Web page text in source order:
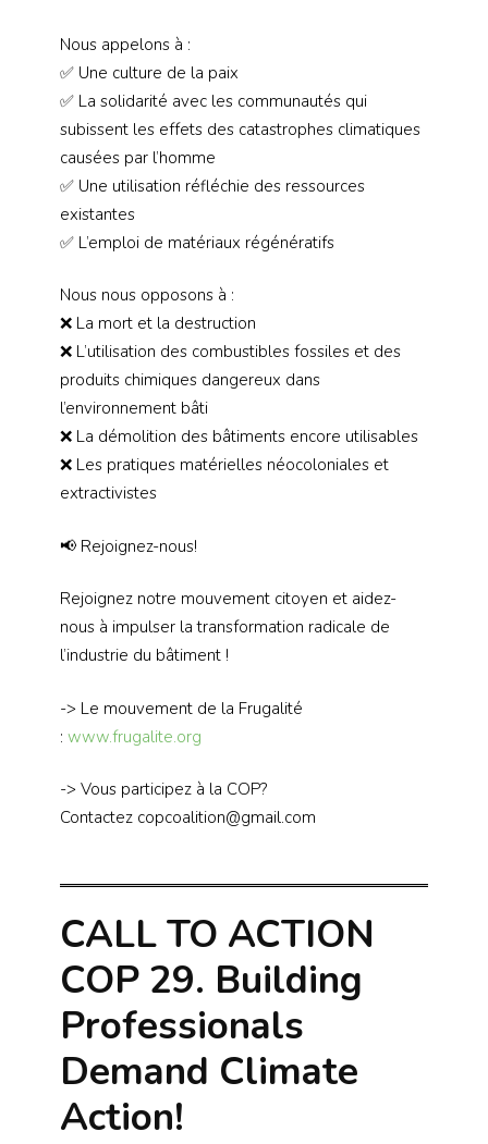
Nous appelons à :
✅️ Une culture de la paix
✅️ La solidarité avec les communautés qui
subissent les effets des catastrophes climatiques
causées par l’homme
✅️ Une utilisation réfléchie des ressources
existantes
✅️ L’emploi de matériaux régénératifs
Nous nous opposons à :
❌️ La mort et la destruction
❌️ L’utilisation des combustibles fossiles et des
produits chimiques dangereux dans
l’environnement bâti
❌️ La démolition des bâtiments encore utilisables
❌️ Les pratiques matérielles néocoloniales et
extractivistes
📢 Rejoignez-nous!
Rejoignez notre mouvement citoyen et aidez-
nous à impulser la transformation radicale de
l’industrie du bâtiment !
-> Le mouvement de la Frugalité
: www.frugalite.org
-> Vous participez à la COP?
Contactez copcoalition@gmail.com
CALL TO ACTION
COP 29. Building
Professionals
Demand Climate
Action!